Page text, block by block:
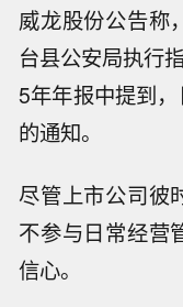
威龙股份公告称
台县公安局执行
5年年报中提到
的通知。
尽管上市公司彼
不参与日常经营
信心。